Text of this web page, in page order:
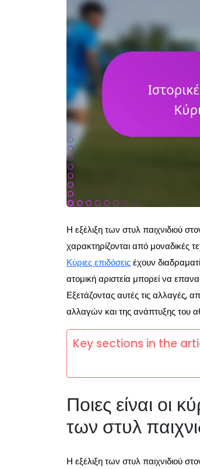
Η εξέλιξη των στυλ παιχνιδιού
χαρακτηρίζονται από μοναδικές
Κύριες επιδόσειςέχουν
ατομική αριστεία μπορεί να
Εξετάζοντας αυτές τις αλλαγές,
αλλαγών και της ανάπτυξης του
Key sections in the
Ποιες είναι οι
των στυλ
Η εξέλιξη των στυλ παιχνιδιού